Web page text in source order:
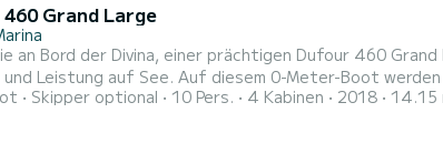
Grand Large
an Bord der Divina, einer prächtigen Dufour 460
diesem 0-Meter-Boot werden Sie garantiert einen außergewöhnlichen Tag oder eine
Woche verbringen. Die Einstiegskapazität des Bootes beträgt 6
Skipper optional 10 Pers. 4 Kabinen 2018 14.15